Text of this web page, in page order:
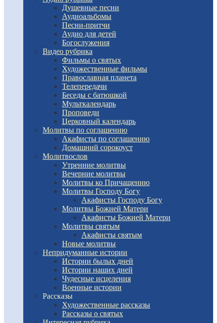
Душевные песни
Аудиоальбомы
Песни-притчи
Аудио для детей
Богослужения
Видео рубрика
Фильмы о святых
Художественные фильмы
Православная планета
Телепередачи
Беседы с батюшкой
Мульткалендарь
Проповеди
Церковный календарь
Молитвы по соглашению
Акафисты по соглашению
Домашний сорокоуст
Молитвослов
Утренние молитвы
Вечерние молитвы
Молитвы ко Причащению
Молитвы Господу Богу
Акафисты Господу Богу
Молитвы Божией Матери
Акафисты Божией Матери
Молитвы святым
Акафисты святым
Новые молитвы
Непридуманные истории
Истории былых дней
Истории наших дней
Чудесные исцеления
Военные истории
Рассказы
Художественные рассказы
Рассказы о святых